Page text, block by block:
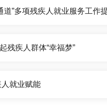
道”多项残疾人就业服务工作
残疾人群体“幸福梦”
就业赋能